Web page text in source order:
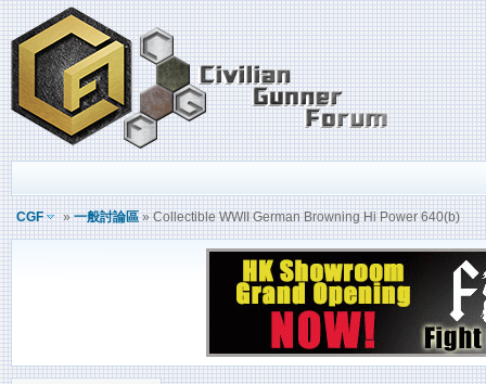
CGF »一般討論區» Collectible WWII German Browning Hi Power 640(b)